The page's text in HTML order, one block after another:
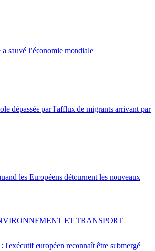
sauvé l’économie mondiale
dépassée par l'afflux de migrants arrivant par
les Européens détournent les nouveaux
l'exécutif européen reconnaît être submergé
ET TRANSPORT